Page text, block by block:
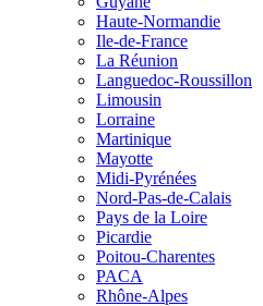
Haute-Normandie
Ile-de-France
La Réunion
Languedoc-Roussillon
Limousin
Lorraine
Martinique
Mayotte
Midi-Pyrénées
Nord-Pas-de-Calais
Pays de la Loire
Picardie
Poitou-Charentes
PACA
Rhône-Alpes